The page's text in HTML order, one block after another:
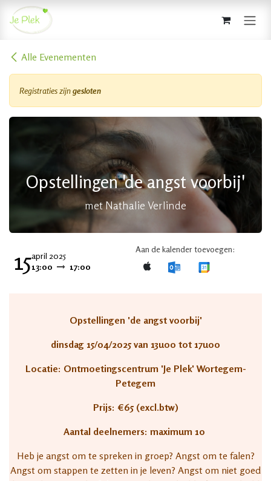
Overslaan naar inhoud
Alle Evenementen
Registraties zijngesloten
Opstellingen 'de angst voorbij'
met Nathalie Verlinde
15april 2025
13:00
17:00
Aan de kalender toevoegen:
Opstellingen 'de angst voorbij'
dinsdag 15/04/2025 van 13u00 tot 17u00
Locatie: Ontmoetingscentrum 'Je Plek' Wortegem-
Petegem​
Prijs: €65 (excl.btw)
Aantal deelnemers: maximum 10
Heb je angst om te spreken in groep? Angst om te falen?
Angst om stappen te zetten in je leven? Angst om niet goed